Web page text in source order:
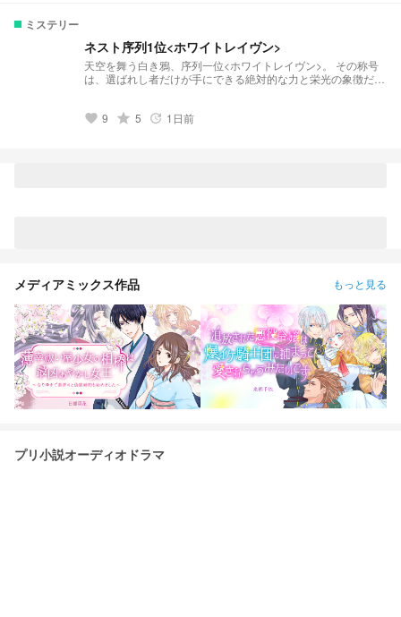
ミステリー
ネスト序列1位<ホワイトレイヴン>
天空を舞う白き鴉、序列一位<ホワイトレイヴン>。 その称号
は、選ばれし者だけが手にできる絶対的な力と栄光の象徴だ。
独を抱える三人の孤独な魂。 ある日、彼らの運命を揺るがす
favorite 9 grade 5 update 1日前
メディアミックス作品 もっと見る
プリ小説オーディオドラマ